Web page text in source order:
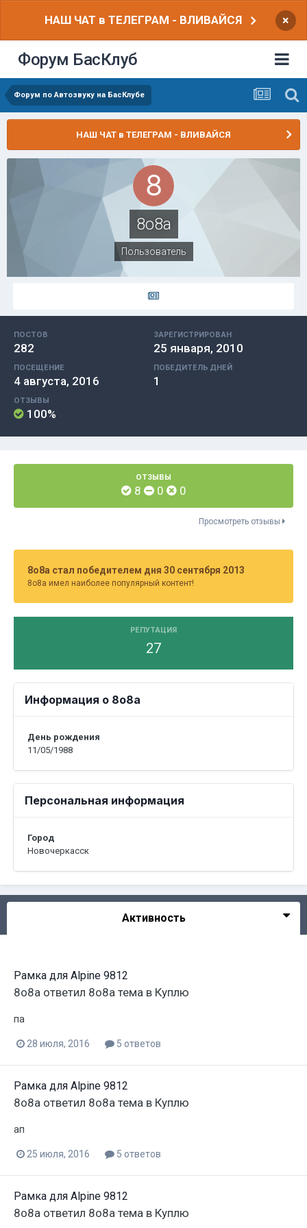
НАШ ЧАТ в ТЕЛЕГРАМ - ВЛИВАЙСЯ ×
Форум БасКлуб
Форум по Автозвуку на БасКлубе
НАШ ЧАТ в ТЕЛЕГРАМ - ВЛИВАЙСЯ
8o8a
Пользователь
ПОСТОВ
282
ЗАРЕГИСТРИРОВАН
25 января, 2010
ПОСЕЩЕНИЕ
4 августа, 2016
ПОБЕДИТЕЛЬ ДНЕЙ
1
ОТЗЫВЫ
100%
ОТЗЫВЫ
8 0 0
Просмотреть отзывы
8o8a стал победителем дня 30 сентября 2013
8o8a имел наиболее популярный контент!
РЕПУТАЦИЯ
27
Информация о 8o8a
День рождения
11/05/1988
Персональная информация
Город
Новочеркасск
Активность
Рамка для Alpine 9812
8o8a ответил 8o8a тема в Куплю
па
28 июля, 2016 5 ответов
Рамка для Alpine 9812
8o8a ответил 8o8a тема в Куплю
ап
25 июля, 2016 5 ответов
Рамка для Alpine 9812
8o8a ответил 8o8a тема в Куплю